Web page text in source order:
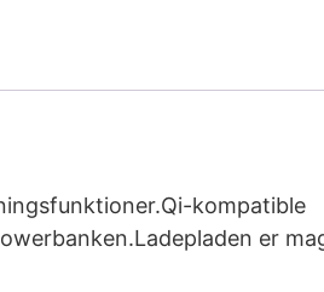
kompatible
er